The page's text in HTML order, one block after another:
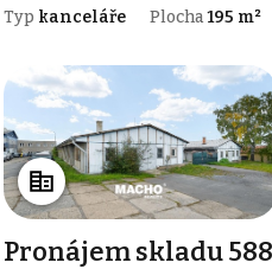
Typ kanceláře Plocha195 m²
Pronájem skladu